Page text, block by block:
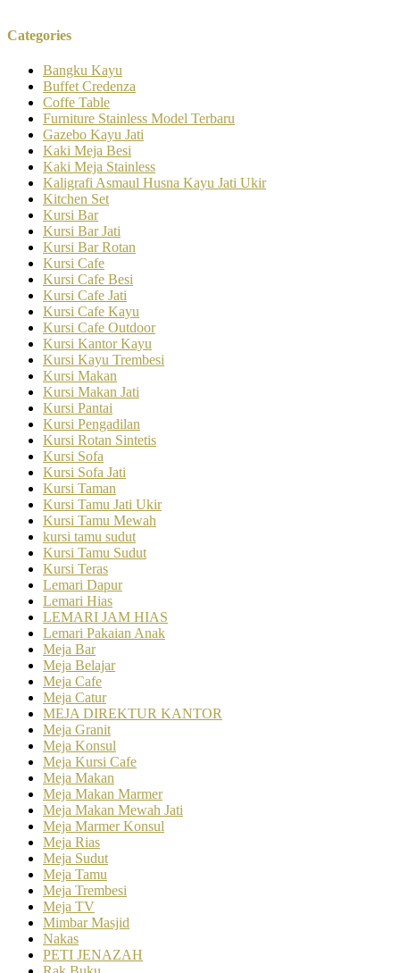
Categories
Bangku Kayu
Buffet Credenza
Coffe Table
Furniture Stainless Model Terbaru
Gazebo Kayu Jati
Kaki Meja Besi
Kaki Meja Stainless
Kaligrafi Asmaul Husna Kayu Jati Ukir
Kitchen Set
Kursi Bar
Kursi Bar Jati
Kursi Bar Rotan
Kursi Cafe
Kursi Cafe Besi
Kursi Cafe Jati
Kursi Cafe Kayu
Kursi Cafe Outdoor
Kursi Kantor Kayu
Kursi Kayu Trembesi
Kursi Makan
Kursi Makan Jati
Kursi Pantai
Kursi Pengadilan
Kursi Rotan Sintetis
Kursi Sofa
Kursi Sofa Jati
Kursi Taman
Kursi Tamu Jati Ukir
Kursi Tamu Mewah
kursi tamu sudut
Kursi Tamu Sudut
Kursi Teras
Lemari Dapur
Lemari Hias
LEMARI JAM HIAS
Lemari Pakaian Anak
Meja Bar
Meja Belajar
Meja Cafe
Meja Catur
MEJA DIREKTUR KANTOR
Meja Granit
Meja Konsul
Meja Kursi Cafe
Meja Makan
Meja Makan Marmer
Meja Makan Mewah Jati
Meja Marmer Konsul
Meja Rias
Meja Sudut
Meja Tamu
Meja Trembesi
Meja TV
Mimbar Masjid
Nakas
PETI JENAZAH